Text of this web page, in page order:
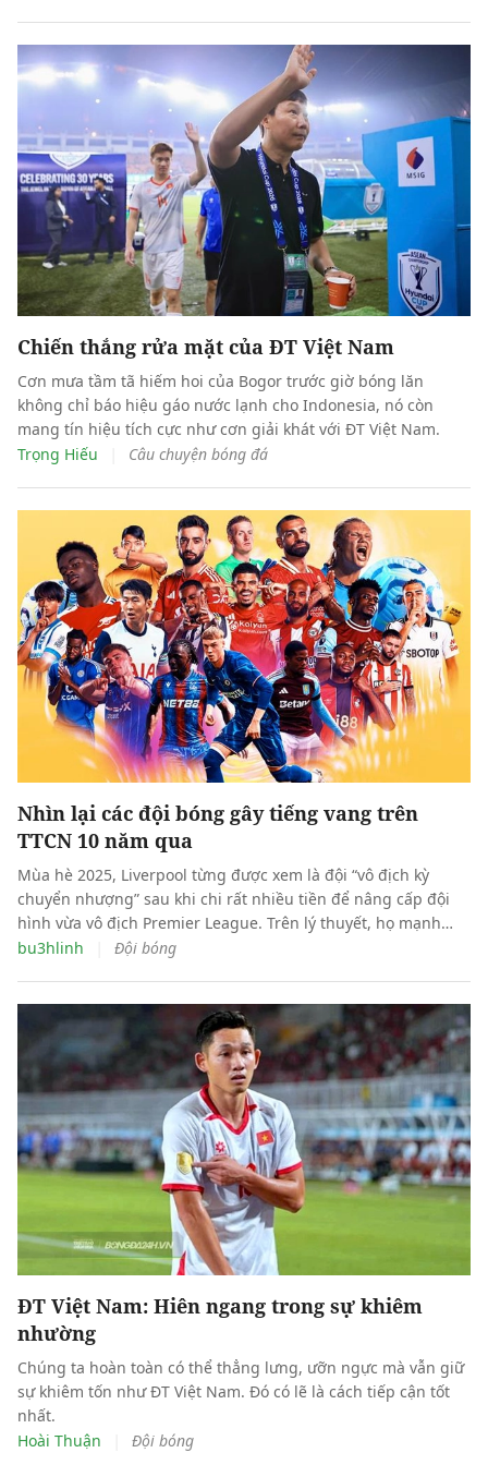
Chiến thắng rửa mặt của ĐT Việt Nam
Cơn mưa tầm tã hiếm hoi của Bogor trước giờ bóng lăn
không chỉ báo hiệu gáo nước lạnh cho Indonesia, nó còn
mang tín hiệu tích cực như cơn giải khát với ĐT Việt Nam.
Trọng Hiếu
Câu chuyện bóng đá
Nhìn lại các đội bóng gây tiếng vang trên
TTCN 10 năm qua
Mùa hè 2025, Liverpool từng được xem là đội “vô địch kỳ
chuyển nhượng” sau khi chi rất nhiều tiền để nâng cấp đội
hình vừa vô địch Premier League. Trên lý thuyết, họ mạnh
hơn với hàng loạt ngôi sao tấn công, hậu vệ biên chất lượng,
bu3hlinh Đội bóng
ĐT Việt Nam: Hiên ngang trong sự khiêm
nhường
Chúng ta hoàn toàn có thể thẳng lưng, ưỡn ngực mà vẫn giữ
sự khiêm tốn như ĐT Việt Nam. Đó có lẽ là cách tiếp cận tốt
nhất.
Hoài Thuận
Đội bóng